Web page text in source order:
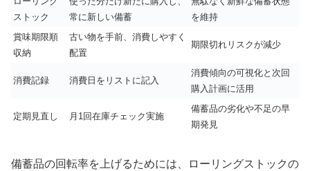
ストック
常に新しい備蓄
を維持
賞味期限順
収納
古い物を手前、消費しやすく
配置
期限切れリスクが減少
消費記録 消費日をリストに記入
消費傾向の可視化と次回
購入計画に活用
定期見直し 月1回在庫チェック実施
備蓄品の劣化や不足の早
期発見
備蓄品の回転率を上げるためには、ローリングストックの